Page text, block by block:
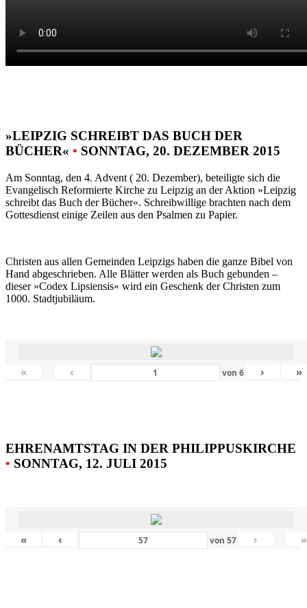
»LEIPZIG SCHREIBT DAS BUCH DER
BÜCHER« • SONNTAG, 20. DEZEMBER 2015
Am Sonntag, den 4. Advent ( 20. Dezember), beteiligte sich die
Evangelisch Reformierte Kirche zu Leipzig an der Aktion »Leipzig
schreibt das Buch der Bücher«. Schreibwillige brachten nach dem
Gottesdienst einige Zeilen aus den Psalmen zu Papier.
Christen aus allen Gemeinden Leipzigs haben die ganze Bibel von
Hand abgeschrieben. Alle Blätter werden als Buch gebunden –
dieser »Codex Lipsiensis« wird ein Geschenk der Christen zum
1000. Stadtjubiläum.
« ‹ von 6 › »
EHRENAMTSTAG IN DER PHILIPPUSKIRCHE
• SONNTAG, 12. JULI 2015
« ‹ von57 › »